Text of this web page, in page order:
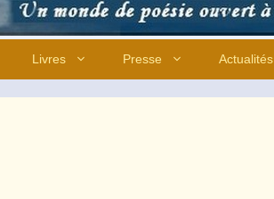
Livres Presse Actualités